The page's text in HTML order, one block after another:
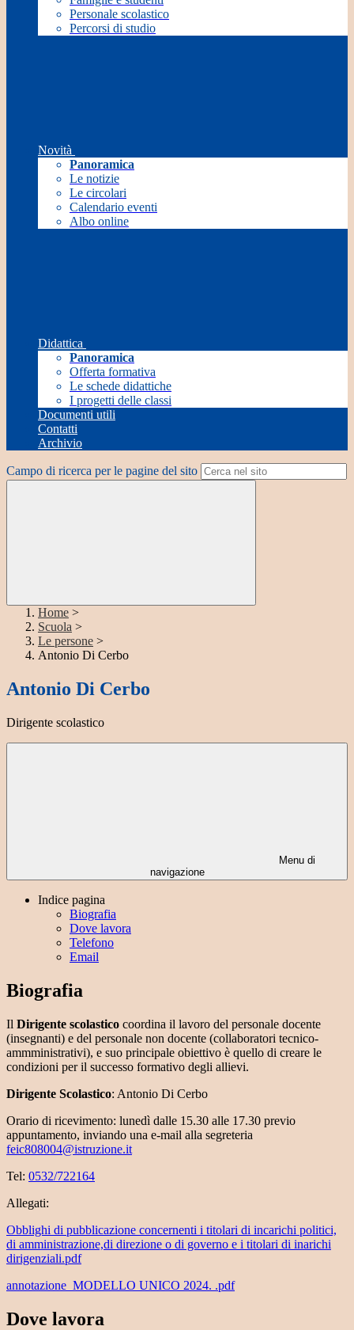
Personale scolastico
Percorsi di studio
Novità
Panoramica
Le notizie
Le circolari
Calendario eventi
Albo online
Didattica
Panoramica
Offerta formativa
Le schede didattiche
I progetti delle classi
Documenti utili
Contatti
Archivio
Campo di ricerca per le pagine del sito
Home >
Scuola >
Le persone >
Antonio Di Cerbo
Antonio Di Cerbo
Dirigente scolastico
Menu di
navigazione
Indice pagina
Biografia
Dove lavora
Telefono
Email
Biografia
Il Dirigente scolastico coordina il lavoro del personale docente
(insegnanti) e del personale non docente (collaboratori tecnico-
ammministrativi), e suo principale obiettivo è quello di creare le
condizioni per il successo formativo degli allievi.
Dirigente Scolastico: Antonio Di Cerbo
Orario di ricevimento: lunedì dalle 15.30 alle 17.30 previo
appuntamento, inviando una e-mail alla segreteria
feic808004@istruzione.it
Tel: 0532/722164
Allegati:
Obblighi di pubblicazione concernenti i titolari di incarichi politici,
di amministrazione,di direzione o di governo e i titolari di inarichi
dirigenziali.pdf
annotazione_MODELLO UNICO 2024. .pdf
Dove lavora